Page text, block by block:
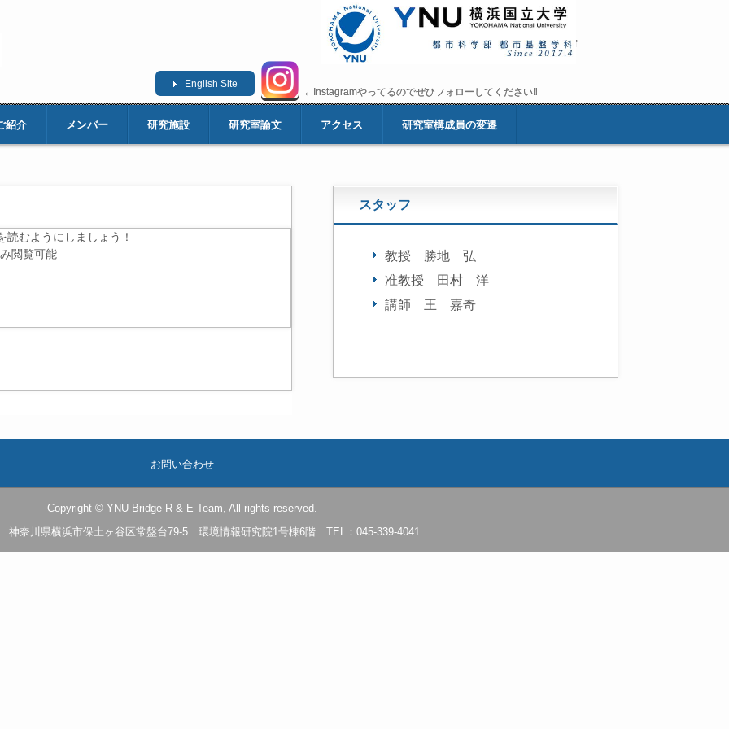
fffffff
English Site
←Instagramやってるのでぜひフォローしてください‼
←Instagramやってるのでぜひフォローしてください‼
紹介 メンバー 研究施設 研究室論文 アクセス 研究室構成員の変遷
むようにしましょう！
閲覧可能
スタッフ
教授 勝地 弘
准教授 田村 洋
講師 王 嘉奇
お問い合わせ
Copyright © YNU Bridge R & E Team, All rights reserved.
神奈川県横浜市保土ヶ谷区常盤台79-5 環境情報研究院1号棟6階 TEL：045-339-4041